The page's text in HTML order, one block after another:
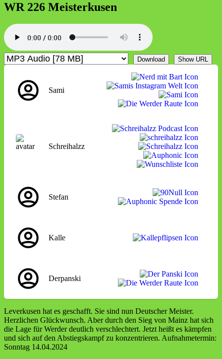
WR 226 Meisterkusen
Download Show URL
Sami
Schreihalzz
Stefan
Kalle
Derpanski
Leverkusen hat es geschafft. Sie sind nun Deutscher Meister.
Herzlichen Glückwunsch. Aber durch den Sieg von Mainz hat sich
die Lage für Werder deutlich verschlechtert. Jetzt heißt es kämpfen
und sich auf den Abstiegskampf zu konzentrieren. Aufnahmetermin:
Sonntag 14.04.2024